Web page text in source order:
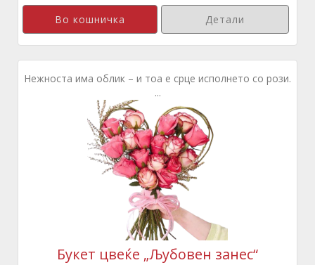
Детали
Нежноста има облик – и тоа е срце исполнето со рози.
...
Букет цвеќе „Љубовен занес“